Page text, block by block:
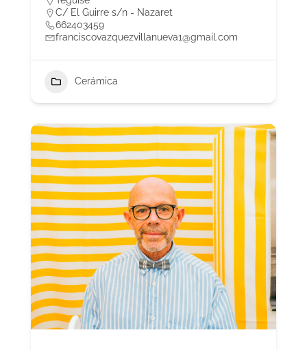
C/ El Guirre s/n - Nazaret
662403459
franciscovazquezvillanueva1@gmail.com
Cerámica